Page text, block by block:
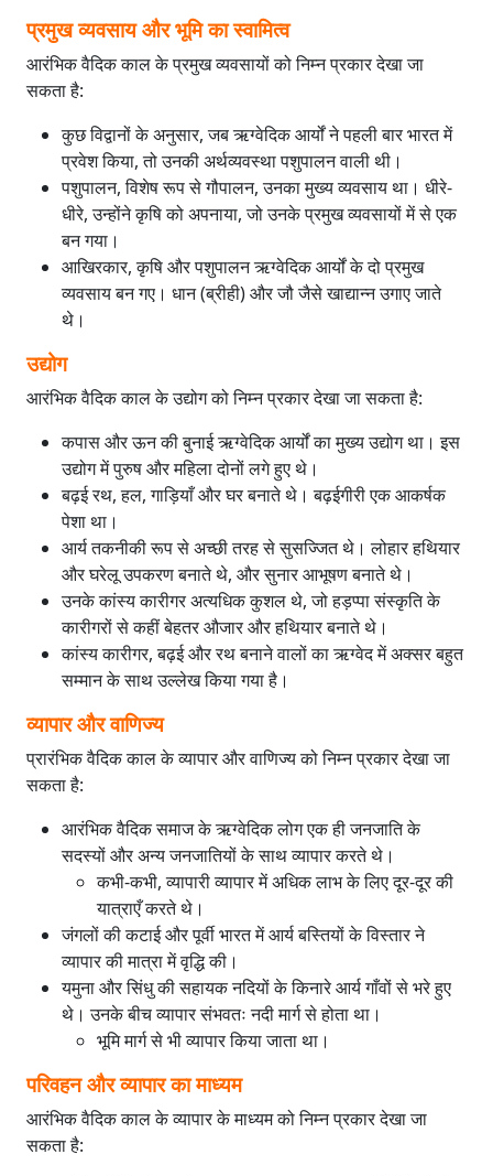
प्रमुख व्यवसाय और भूमि का स्वामित्व
आरंभिक वैदिक काल के प्रमुख व्यवसायों को निम्न प्रकार देखा जा
सकता है:
कुछ विद्वानों के अनुसार, जब ऋग्वेदिक आर्यों ने पहली बार भारत में
प्रवेश किया, तो उनकी अर्थव्यवस्था पशुपालन वाली थी।
पशुपालन, विशेष रूप से गौपालन, उनका मुख्य व्यवसाय था। धीरे-
धीरे, उन्होंने कृषि को अपनाया, जो उनके प्रमुख व्यवसायों में से एक
बन गया।
आखिरकार, कृषि और पशुपालन ऋग्वेदिक आर्यों के दो प्रमुख
व्यवसाय बन गए। धान (ब्रीही) और जौ जैसे खाद्यान्न उगाए जाते
थे।
उद्योग
आरंभिक वैदिक काल के उद्योग को निम्न प्रकार देखा जा सकता है:
कपास और ऊन की बुनाई ऋग्वेदिक आर्यों का मुख्य उद्योग था। इस
उद्योग में पुरुष और महिला दोनों लगे हुए थे।
बढ़ई रथ, हल, गाड़ियाँ और घर बनाते थे। बढ़ईगीरी एक आकर्षक
पेशा था।
आर्य तकनीकी रूप से अच्छी तरह से सुसज्जित थे। लोहार हथियार
और घरेलू उपकरण बनाते थे, और सुनार आभूषण बनाते थे।
उनके कांस्य कारीगर अत्यधिक कुशल थे, जो हड़प्पा संस्कृति के
कारीगरों से कहीं बेहतर औजार और हथियार बनाते थे।
कांस्य कारीगर, बढ़ई और रथ बनाने वालों का ऋग्वेद में अक्सर बहुत
सम्मान के साथ उल्लेख किया गया है।
व्यापार और वाणिज्य
प्रारंभिक वैदिक काल के व्यापार और वाणिज्य को निम्न प्रकार देखा जा
सकता है:
आरंभिक वैदिक समाज के ऋग्वेदिक लोग एक ही जनजाति के
सदस्यों और अन्य जनजातियों के साथ व्यापार करते थे।
कभी-कभी, व्यापारी व्यापार में अधिक लाभ के लिए दूर-दूर की
यात्राएँ करते थे।
जंगलों की कटाई और पूर्वी भारत में आर्य बस्तियों के विस्तार ने
व्यापार की मात्रा में वृद्धि की।
यमुना और सिंधु की सहायक नदियों के किनारे आर्य गाँवों से भरे हुए
थे। उनके बीच व्यापार संभवतः नदी मार्ग से होता था।
भूमि मार्ग से भी व्यापार किया जाता था।
परिवहन और व्यापार का माध्यम
आरंभिक वैदिक काल के व्यापार के माध्यम को निम्न प्रकार देखा जा
सकता है: